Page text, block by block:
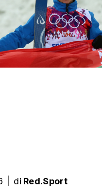
di Red.Sport